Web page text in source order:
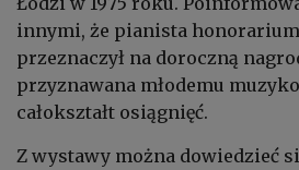
innymi, że pianista
przeznaczył na doroczną
przyznawana młodemu
całokształt osiągnięć.
Z wystawy można dowiedzieć